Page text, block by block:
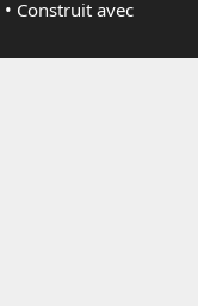
• Construit avec